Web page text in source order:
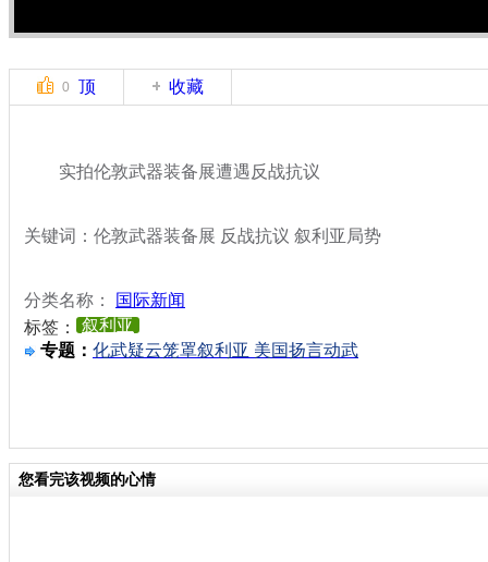
0 顶 收藏
实拍伦敦武器装备展遭遇反战抗议
关键词：伦敦武器装备展 反战抗议 叙利亚局势
分类名称：
国际新闻
标签：
叙利亚
专题： 化武疑云笼罩叙利亚 美国扬言动武
您看完该视频的心情